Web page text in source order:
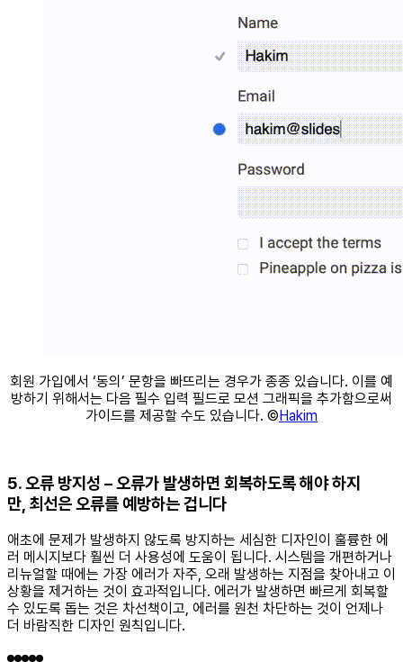
회원 가입에서 ‘동의’ 문항을 빠뜨리는 경우가 종종 있습니다. 이를 예
방하기 위해서는 다음 필수 입력 필드로 모션 그래픽을 추가함으로써
가이드를 제공할 수도 있습니다. ©Hakim
5. 오류 방지성 – 오류가 발생하면 회복하도록 해야 하지
만, 최선은 오류를 예방하는 겁니다
애초에 문제가 발생하지 않도록 방지하는 세심한 디자인이 훌륭한 에
러 메시지보다 훨씬 더 사용성에 도움이 됩니다. 시스템을 개편하거나
리뉴얼할 때에는 가장 에러가 자주, 오래 발생하는 지점을 찾아내고 이
상황을 제거하는 것이 효과적입니다. 에러가 발생하면 빠르게 회복할
수 있도록 돕는 것은 차선책이고, 에러를 원천 차단하는 것이 언제나
더 바람직한 디자인 원칙입니다.